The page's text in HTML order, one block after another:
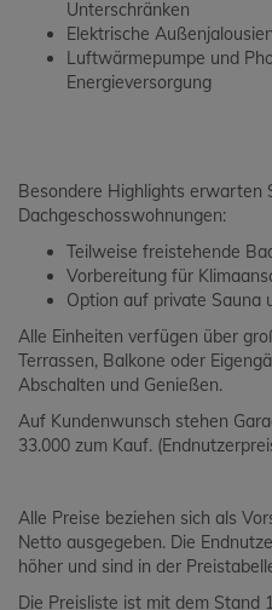
Unterschränken
Elektrische Außenjalousien
Luftwärmepumpe und
Energieversorgung
Besondere Highlights erwarten
Dachgeschosswohnungen:
Teilweise freistehende
Vorbereitung für
Option auf private Sauna
Alle Einheiten verfügen über
Terrassen, Balkone oder
Abschalten und Genießen.
Auf Kundenwunsch stehen
33.000 zum Kauf.
Alle Preise beziehen sich als
Netto ausgegeben. Die
höher und sind in der
Die Preisliste ist mit dem Stand